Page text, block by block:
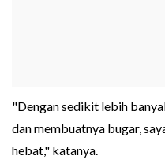
"Dengan sedikit lebih
dan membuatnya bugar,
hebat," katanya.